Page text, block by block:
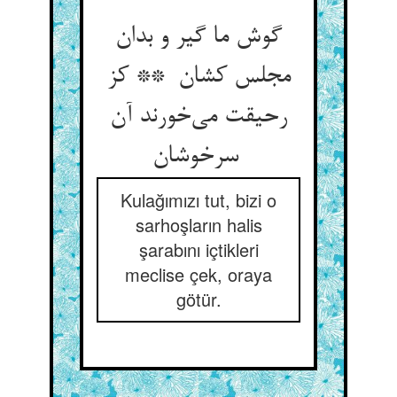
گوش ما گیر و بدان
مجلس کشان ** کز
رحیقت می‌خورند آن
سرخوشان
Kulağımızı tut, bizi o
sarhoşların halis
şarabını içtikleri
meclise çek, oraya
götür.